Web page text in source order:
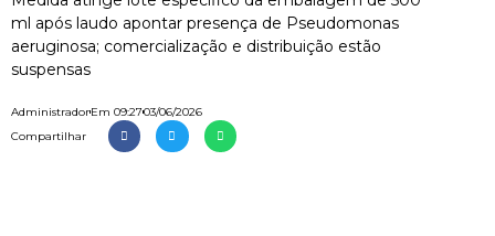
ml após laudo apontar presença de Pseudomonas
aeruginosa; comercialização e distribuição estão
suspensas
AdministradorEm 09:2703/06/2026
Compartilhar